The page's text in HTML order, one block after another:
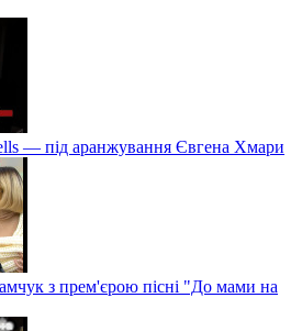
— під аранжування Євгена Хмари
з прем'єрою пісні "До мами на